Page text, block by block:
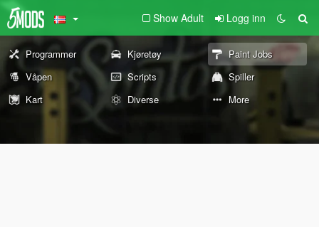
Show Adult Logg inn
Programmer Kjøretøy
Paint Jobs
Våpen
Scripts
Spiller
Kart
Diverse More